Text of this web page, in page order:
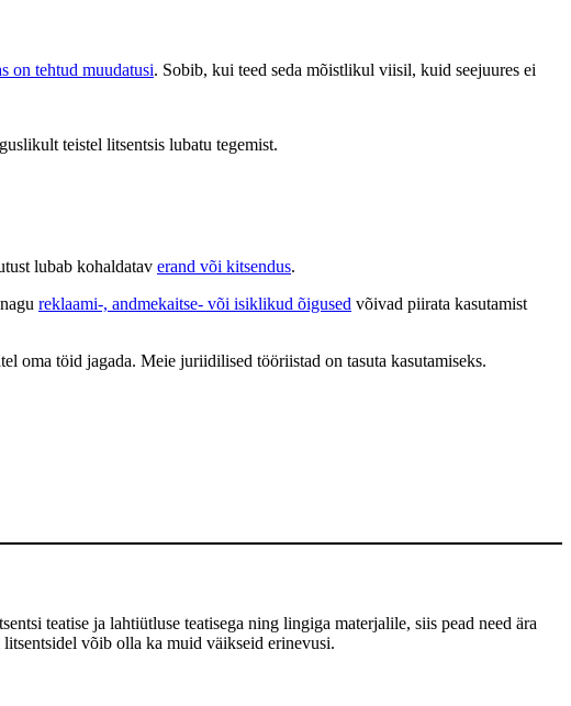
on tehtud muudatusi. Sobib, kui teed seda mõistlikul viisil, kuid seejuures ei
teistel litsentsis lubatu tegemist.
lubab kohaldatav erand või kitsendus.
reklaami-, andmekaitse- või isiklikud õigused võivad piirata kasutamist
oma töid jagada. Meie juriidilised tööriistad on tasuta kasutamiseks.
teatise ja lahtiütluse teatisega ning lingiga materjalile, siis pead need ära
võib olla ka muid väikseid erinevusi.